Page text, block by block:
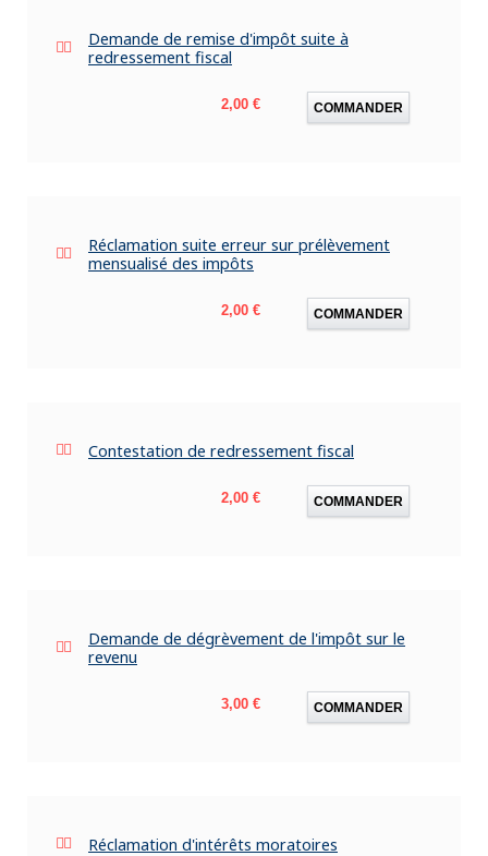
Demande de remise d'impôt suite à
redressement fiscal
Prix
2,00 € COMMANDER
Réclamation suite erreur sur prélèvement
mensualisé des impôts
Prix
2,00 € COMMANDER
Contestation de redressement fiscal
Prix
2,00 € COMMANDER
Demande de dégrèvement de l'impôt sur le
revenu
Prix
3,00 € COMMANDER
Réclamation d'intérêts moratoires